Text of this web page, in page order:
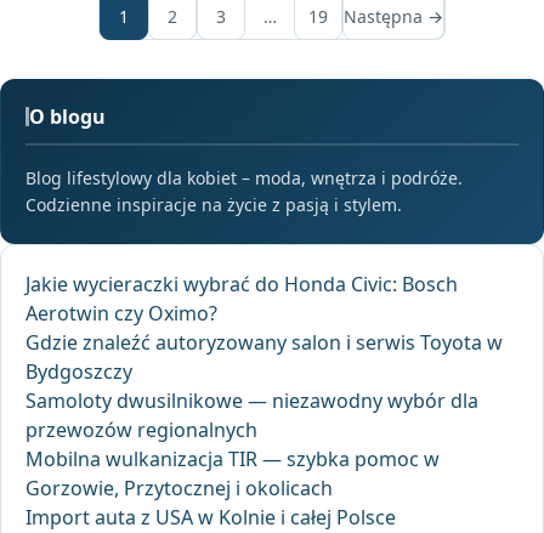
1 2 3 … 19 Następna →
O blogu
Blog lifestylowy dla kobiet – moda, wnętrza i podróże.
Codzienne inspiracje na życie z pasją i stylem.
Jakie wycieraczki wybrać do Honda Civic: Bosch
Aerotwin czy Oximo?
Gdzie znaleźć autoryzowany salon i serwis Toyota w
Bydgoszczy
Samoloty dwusilnikowe — niezawodny wybór dla
przewozów regionalnych
Mobilna wulkanizacja TIR — szybka pomoc w
Gorzowie, Przytocznej i okolicach
Import auta z USA w Kolnie i całej Polsce